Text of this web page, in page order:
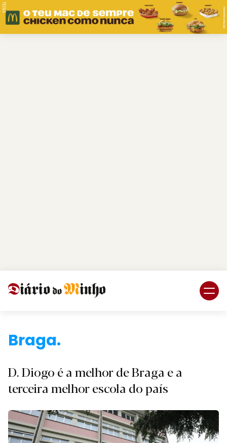
PUB.
Braga.
D. Diogo é a melhor de Braga e a
terceira melhor escola do país